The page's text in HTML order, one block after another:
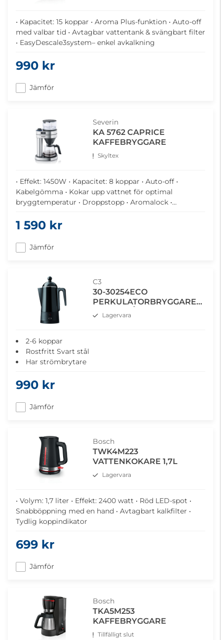
• Kapacitet: 15 koppar • Aroma Plus-funktion • Auto-off
med valbar tid • Avtagbar vattentank & svängbart filter
• EasyDescale3system– enkel avkalkning
990 kr
Jämför
Severin
KA 5762 CAPRICE
KAFFEBRYGGARE
Skyltex
• Effekt: 1450W • Kapacitet: 8 koppar • Auto-off •
Kabelgömma • Kokar upp vattnet för optimal
bryggtemperatur • Droppstopp • Aromalock •
1 590 kr
Jämför
C3
30-30254ECO
PERKULATORBRYGGARE
SVART STÅL
Lagervara
2-6 koppar
Rostfritt Svart stål
Har strömbrytare
Signallampa tänds när kaffet är klart för servering
990 kr
Jämför
Bosch
TWK4M223
VATTENKOKARE 1,7L
Lagervara
• Volym: 1,7 liter • Effekt: 2400 watt • Röd LED-spot •
Snabböppning med en hand • Avtagbart kalkfilter •
Tydlig koppindikator
699 kr
Jämför
Bosch
TKA5M253
KAFFEBRYGGARE
Tillfälligt slut